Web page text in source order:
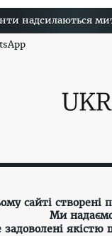
надсилаються
сайті
Ми